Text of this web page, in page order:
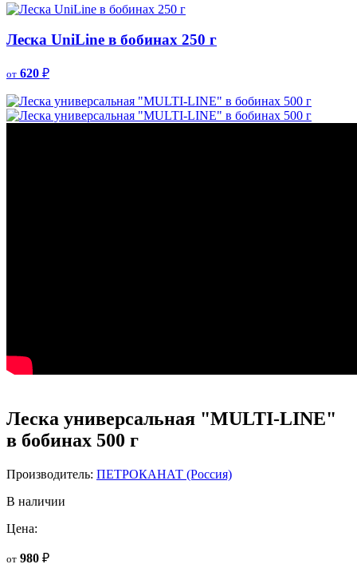
Леска UniLine в бобинах 250 г
от 620 ₽
Леска универсальная "MULTI-LINE"
в бобинах 500 г
Производитель: ПЕТРОКАНАТ (Россия)
В наличии
Цена:
от 980 ₽